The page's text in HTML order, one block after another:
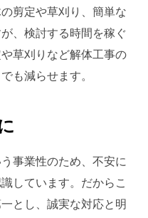
剪定や草刈り、簡単な
、検討する時間を稼ぐ
草刈りなど解体工事の
も減らせます。
事業性のため、不安に
しています。だからこ
とし、誠実な対応と明